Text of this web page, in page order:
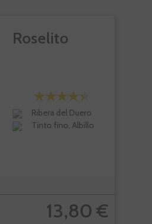
Roselito
Ribera del Duero
Tinto fino, Albillo
13,80 €